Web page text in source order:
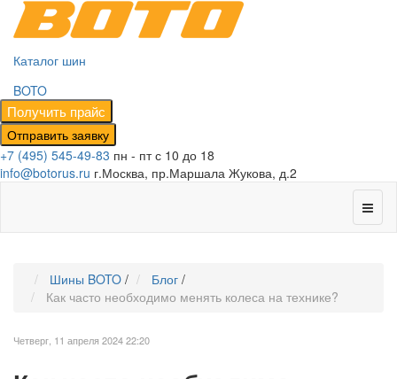
Каталог шин
BOTO
+7 (495) 545-49-83 пн - пт с 10 до 18
info@botorus.ru г.Москва, пр.Маршала Жукова, д.2
Шины BOTO / Блог /
Как часто необходимо менять колеса на технике?
Четверг, 11 апреля 2024 22:20